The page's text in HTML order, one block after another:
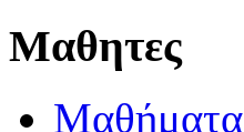
Μαθητες
Μαθήματα